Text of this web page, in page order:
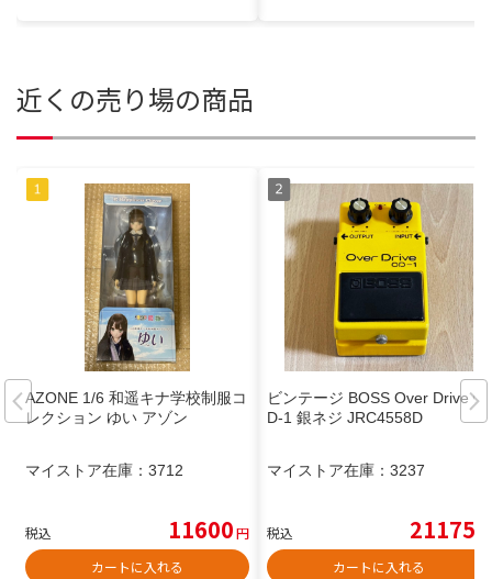
近くの売り場の商品
AZONE 1/6 和遥キナ学校制服コ
レクション ゆい アゾン
マイストア在庫： 3712
税込 11600円
カートに入れる
ビンテージ BOSS Over Drive O
D-1 銀ネジ JRC4558D
マイストア在庫： 3237
税込 21175
カートに入れる